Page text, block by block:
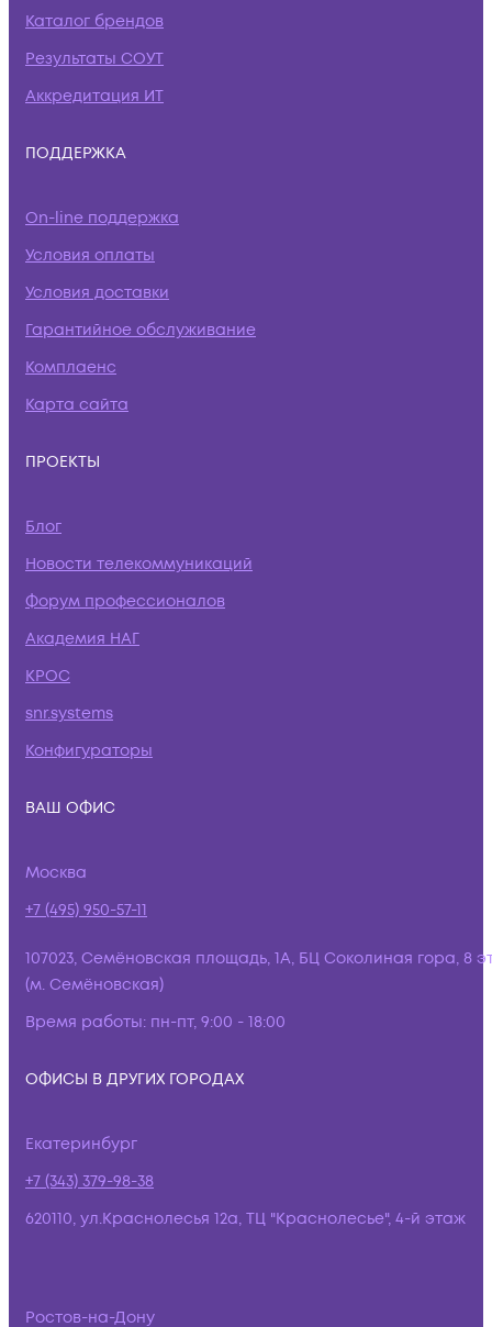
Каталог брендов
Результаты СОУТ
Аккредитация ИТ
ПОДДЕРЖКА
On-line поддержка
Условия оплаты
Условия доставки
Гарантийное обслуживание
Комплаенс
Карта сайта
ПРОЕКТЫ
Блог
Новости телекоммуникаций
Форум профессионалов
Академия НАГ
КРОС
snr.systems
Конфигураторы
ВАШ ОФИС
Москва
+7 (495) 950-57-11
107023, Семёновская площадь, 1А, БЦ Соколиная гора, 8
(м. Семёновская)
Время работы: пн-пт, 9:00 - 18:00
ОФИСЫ В ДРУГИХ ГОРОДАХ
Екатеринбург
+7 (343) 379-98-38
620110, ул.Краснолесья 12а, ТЦ "Краснолесье", 4-й этаж
Ростов-на-Дону